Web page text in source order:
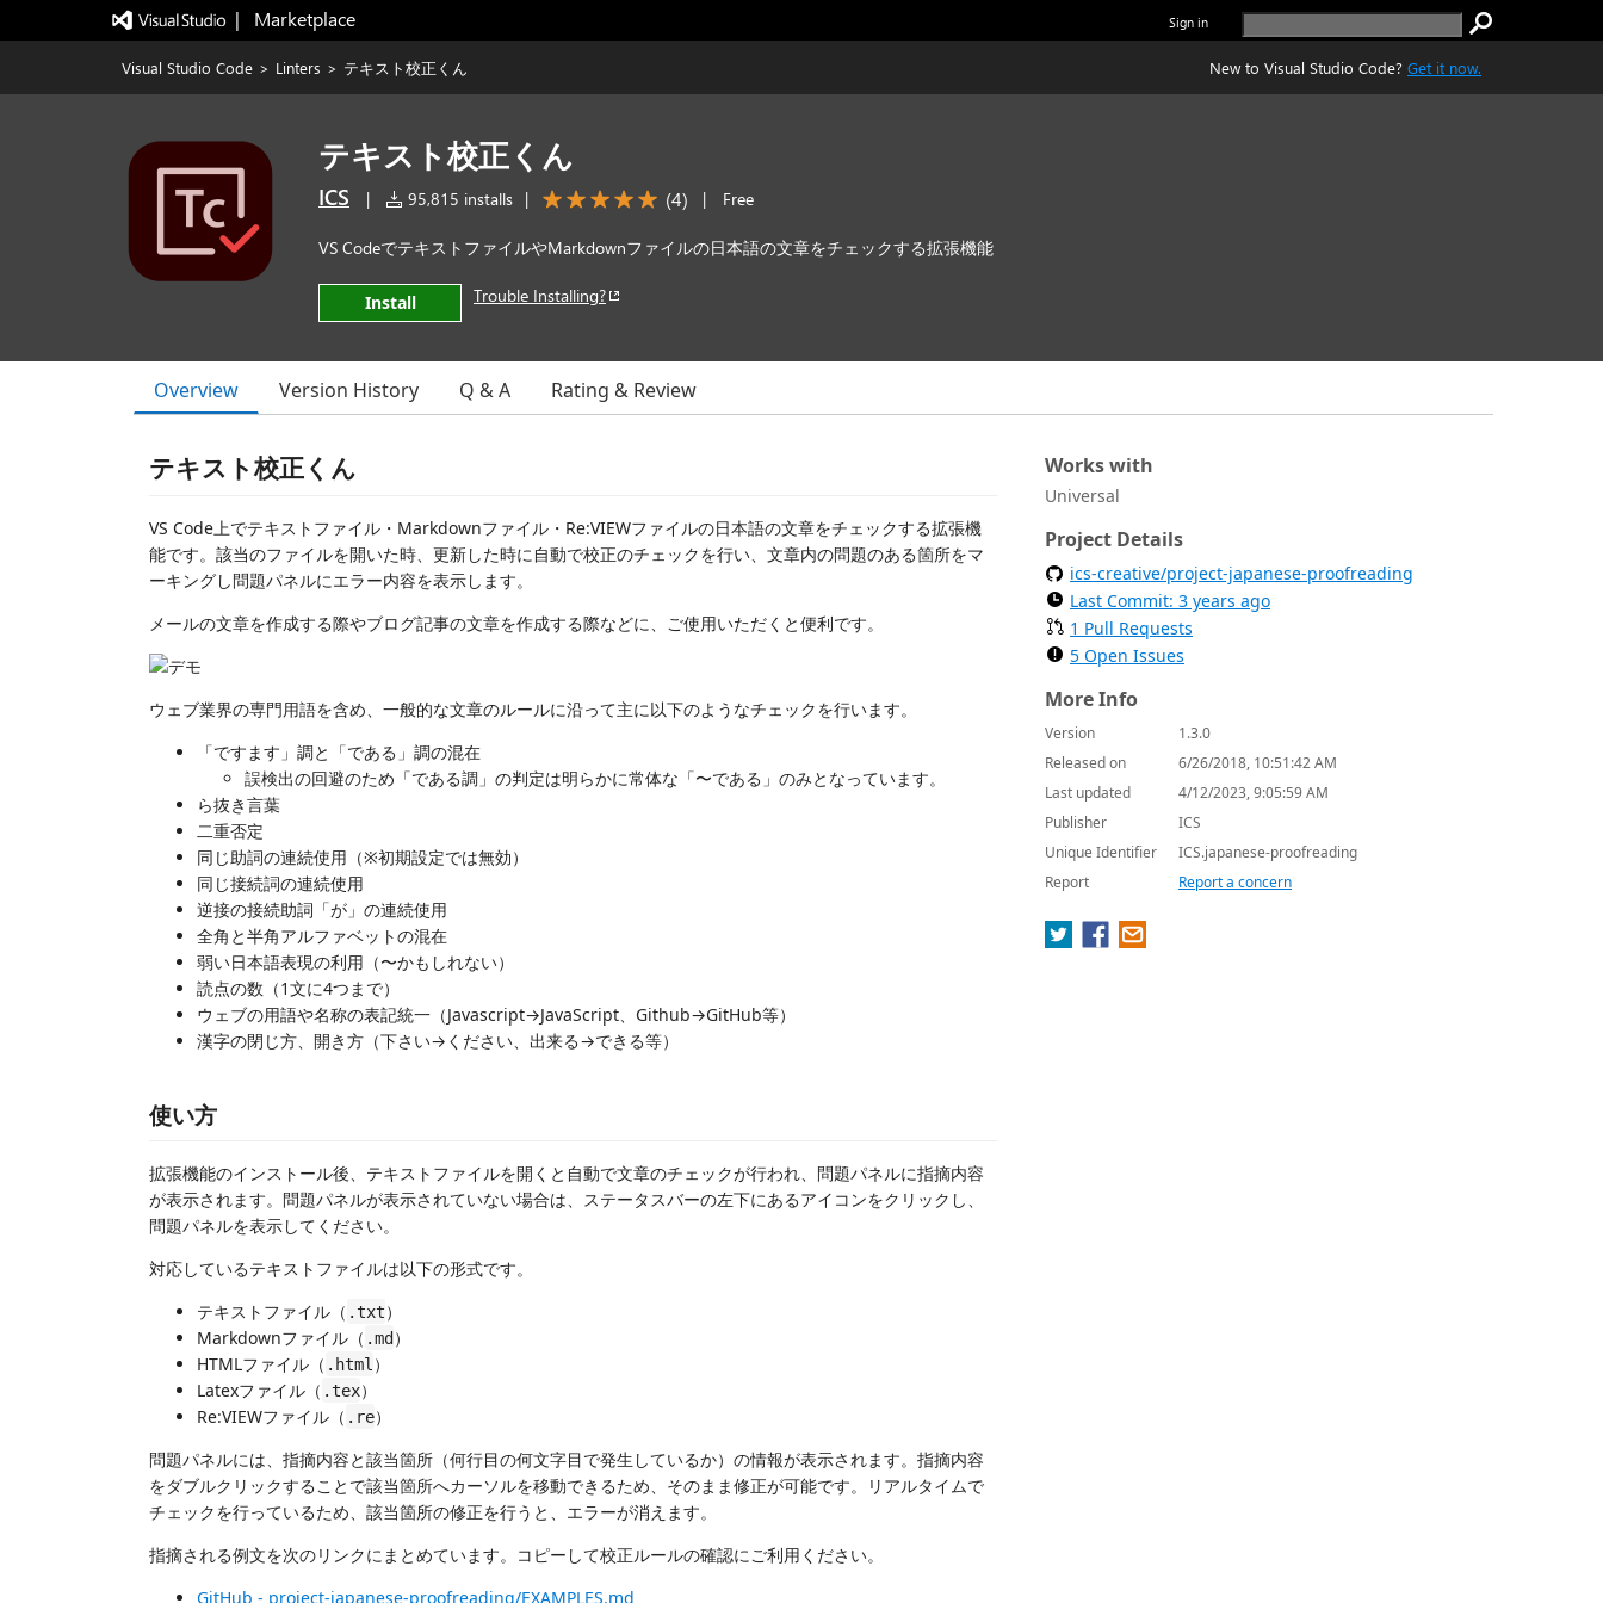
|   Marketplace Sign in
Visual Studio Code > Linters > テキスト校正くん New to Visual Studio Code? Get it now.
テキスト校正くん
ICS | 95,815 installs | (4) | Free
VS CodeでテキストファイルやMarkdownファイルの日本語の文章をチェックする拡張機能
Install Trouble Installing?
Overview Version History Q & A Rating & Review
テキスト校正くん
VS Code上でテキストファイル・Markdownファイル・Re:VIEWファイルの日本語の文章をチェックする拡張機
能です。該当のファイルを開いた時、更新した時に自動で校正のチェックを行い、文章内の問題のある箇所をマ
ーキングし問題パネルにエラー内容を表示します。
メールの文章を作成する際やブログ記事の文章を作成する際などに、ご使用いただくと便利です。
ウェブ業界の専門用語を含め、一般的な文章のルールに沿って主に以下のようなチェックを行います。
「ですます」調と「である」調の混在
誤検出の回避のため「である調」の判定は明らかに常体な「〜である」のみとなっています。
ら抜き言葉
二重否定
同じ助詞の連続使用（※初期設定では無効）
同じ接続詞の連続使用
逆接の接続助詞「が」の連続使用
全角と半角アルファベットの混在
弱い日本語表現の利用（〜かもしれない）
読点の数（1文に4つまで）
ウェブの用語や名称の表記統一（Javascript→JavaScript、Github→GitHub等）
漢字の閉じ方、開き方（下さい→ください、出来る→できる等）
使い方
拡張機能のインストール後、テキストファイルを開くと自動で文章のチェックが行われ、問題パネルに指摘内容
が表示されます。問題パネルが表示されていない場合は、ステータスバーの左下にあるアイコンをクリックし、
問題パネルを表示してください。
対応しているテキストファイルは以下の形式です。
テキストファイル（ .txt）
Markdownファイル（ .md）
HTMLファイル（ .html ）
Latexファイル（ .tex）
Re:VIEWファイル（ .re）
問題パネルには、指摘内容と該当箇所（何行目の何文字目で発生しているか）の情報が表示されます。指摘内容
をダブルクリックすることで該当箇所へカーソルを移動できるため、そのまま修正が可能です。リアルタイムで
チェックを行っているため、該当箇所の修正を行うと、エラーが消えます。
指摘される例文を次のリンクにまとめています。コピーして校正ルールの確認にご利用ください。
GitHub - project-japanese-proofreading/EXAMPLES.md
Works with
Universal
Project Details
ics-creative/project-japanese-proofreading
Last Commit: 3 years ago
1 Pull Requests
5 Open Issues
More Info
Version
1.3.0
Released on
6/26/2018, 10:51:42 AM
Last updated
4/12/2023, 9:05:59 AM
Publisher
ICS
Unique Identifier
ICS.japanese-proofreading
Report
Report a concern